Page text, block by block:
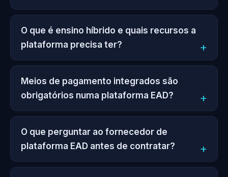
O que é ensino híbrido e quais recursos a
plataforma precisa ter?
Meios de pagamento integrados são
obrigatórios numa plataforma EAD?
O que perguntar ao fornecedor de
plataforma EAD antes de contratar?